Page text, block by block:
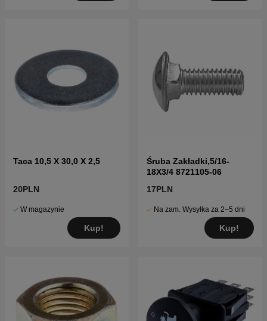
Taca 10,5 X 30,0 X 2,5
20PLN
W magazynie
Kup!
Śruba Zakładki,5/16-
18X3/4 8721105-06
17PLN
Na zam. Wysyłka za 2–5 dni
Kup!